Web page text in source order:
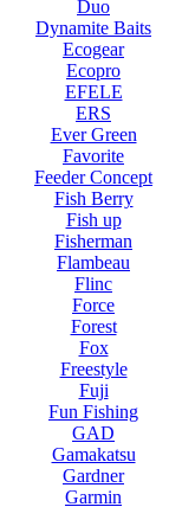
Duo
Dynamite Baits
Ecogear
Ecopro
EFELE
ERS
Ever Green
Favorite
Feeder Concept
Fish Berry
Fish up
Fisherman
Flambeau
Flinc
Force
Forest
Fox
Freestyle
Fuji
Fun Fishing
GAD
Gamakatsu
Gardner
Garmin